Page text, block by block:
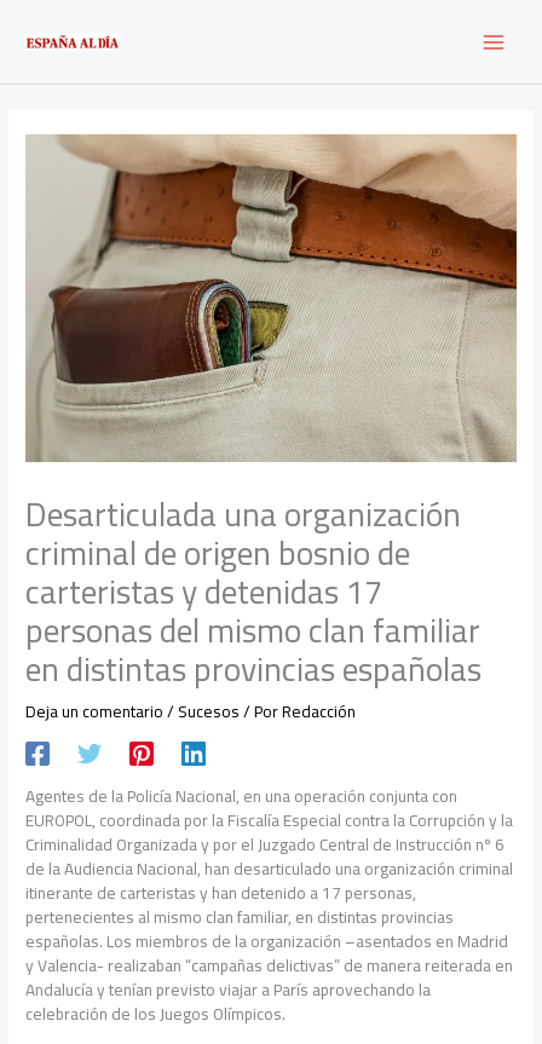
contenido
Desarticulada una organización
criminal de origen bosnio de
carteristas y detenidas 17
personas del mismo clan familiar
en distintas provincias españolas
Deja un comentario/Sucesos/ PorRedacción
Agentes de la Policía Nacional, en una operación conjunta con
EUROPOL, coordinada por la Fiscalía Especial contra la Corrupción y la
Criminalidad Organizada y por el Juzgado Central de Instrucción nº 6
de la Audiencia Nacional, han desarticulado una organización criminal
itinerante de carteristas y han detenido a 17 personas,
pertenecientes al mismo clan familiar, en distintas provincias
españolas. Los miembros de la organización –asentados en Madrid
y Valencia- realizaban “campañas delictivas” de manera reiterada en
Andalucía y tenían previsto viajar a París aprovechando la
celebración de los Juegos Olímpicos.